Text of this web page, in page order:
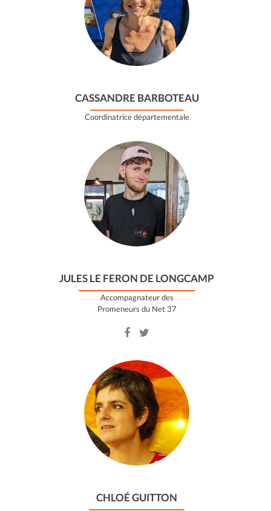
CASSANDRE BARBOTEAU
Coordinatrice départementale
JULES LE FERON DE LONGCAMP
Accompagnateur des
Promeneurs du Net 37
Facebook
of
Jules
Le
Feron
de
Longcamp
Twitter
of
Jules
Le
Feron
de
Longcamp
CHLOÉ GUITTON